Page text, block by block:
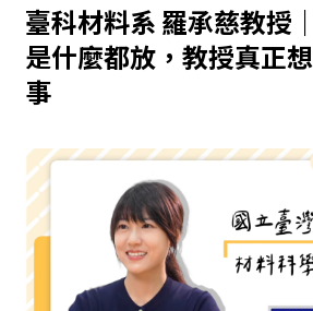
臺科材料系 羅承慈教授
是什麼都放，教授真正
事